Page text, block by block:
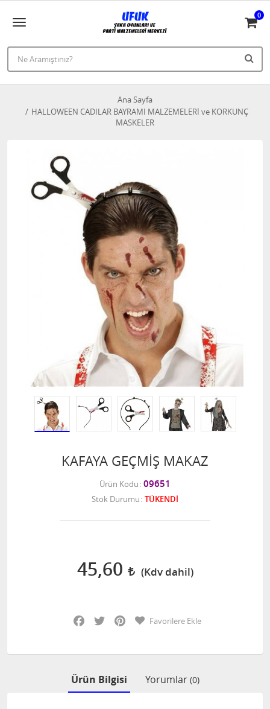
0
Ana Sayfa
HALLOWEEN CADILAR BAYRAMI MALZEMELERİ ve KORKUNÇ
MASKELER
KAFAYA GEÇMİŞ MAKAZ
Ürün Kodu 09651
Stok Durumu TÜKENDİ
45,60
Facebook
Twitter PinterestFavorilere Ekle
Ürün Bilgisi Yorumlar (0)